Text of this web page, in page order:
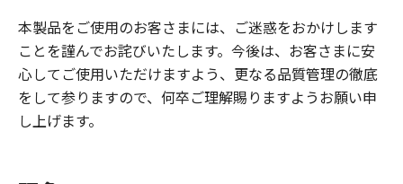
本製品をご使用のお客さまには、ご迷惑をおかけします
ことを謹んでお詫びいたします。今後は、お客さまに安
心してご使用いただけますよう、更なる品質管理の徹底
をして参りますので、何卒ご理解賜りますようお願い申
し上げます。